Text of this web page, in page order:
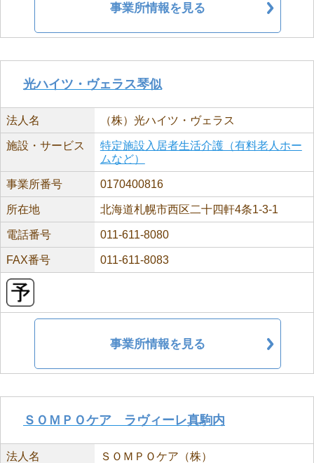
事業所情報を見る
光ハイツ・ヴェラス琴似
法人名 （株）光ハイツ・ヴェラス
施設・サービス
特定施設入居者生活介護（有料老人ホー
ムなど）
事業所番号 0170400816
所在地 北海道札幌市西区二十四軒4条1-3-1
電話番号 011-611-8080
FAX番号 011-611-8083
事業所情報を見る
ＳＯＭＰＯケア ラヴィーレ真駒内
法人名 ＳＯＭＰＯケア（株）